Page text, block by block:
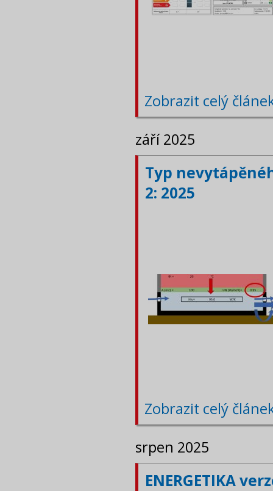
Zobrazit celý
září 2025
Typ
2: 2025
Zobrazit celý
srpen 2025
ENERGETIKA